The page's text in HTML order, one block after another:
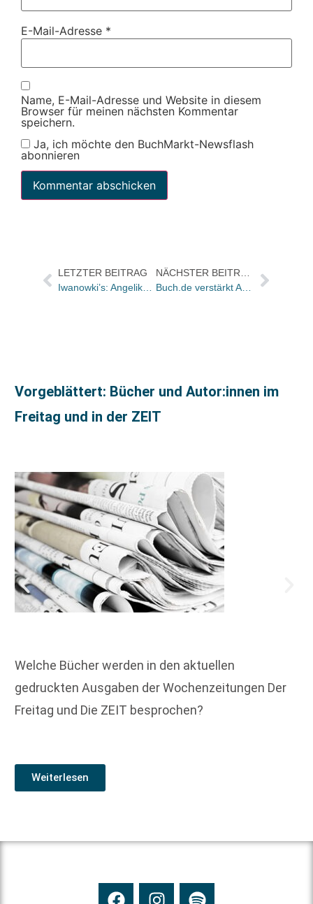
E-Mail-Adresse *
Name, E-Mail-Adresse und Website in diesem
Browser für meinen nächsten Kommentar
speichern.
Ja, ich möchte den BuchMarkt-Newsflash
abonnieren
LETZTER BEITRAG
Iwanowki’s: Angelika Trippe übernimmt Marketing- und PR-Leitung
NÄCHSTER BEITRAG
Buch.de verstärkt Affiliate-Marketing
Vorgeblättert: Bücher und Autor:innen im
Freitag und in der ZEIT
Welche Bücher werden in den aktuellen
gedruckten Ausgaben der Wochenzeitungen Der
Freitag und Die ZEIT besprochen?
Weiterlesen